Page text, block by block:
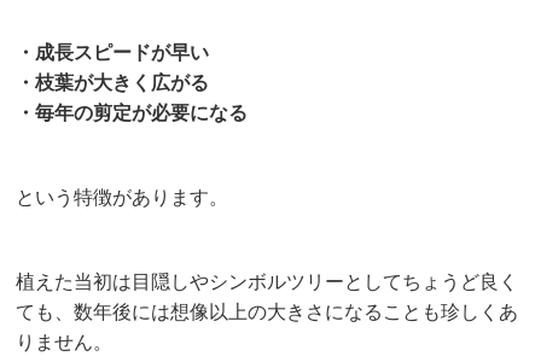
・成長スピードが早い
・枝葉が大きく広がる
・毎年の剪定が必要になる
という特徴があります。
植えた当初は目隠しやシンボルツリーとしてちょうど良く
ても、数年後には想像以上の大きさになることも珍しくあ
りません。